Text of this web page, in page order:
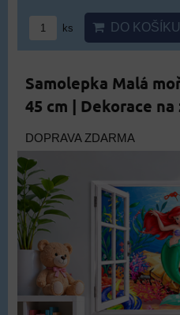
ks DO KOŠÍKU
Samolepka Malá
45 cm | Dekorace
DOPRAVA ZDARMA